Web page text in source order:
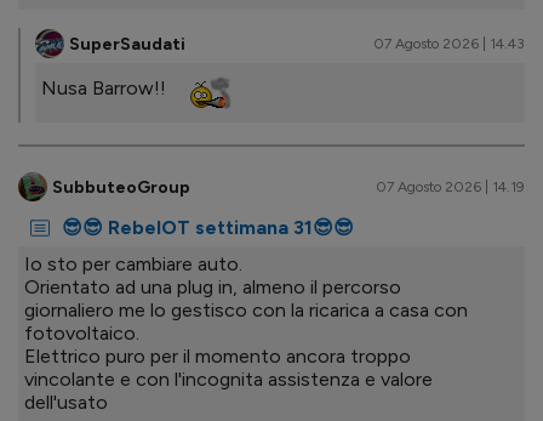
SuperSaudati 07 Agosto 2026 | 14.43
Nusa Barrow!!
SubbuteoGroup 07 Agosto 2026 | 14.19
😎😎 RebelOT settimana 31😎😎
Io sto per cambiare auto.
Orientato ad una plug in, almeno il percorso
giornaliero me lo gestisco con la ricarica a casa con
fotovoltaico.
Elettrico puro per il momento ancora troppo
vincolante e con l'incognita assistenza e valore
dell'usato